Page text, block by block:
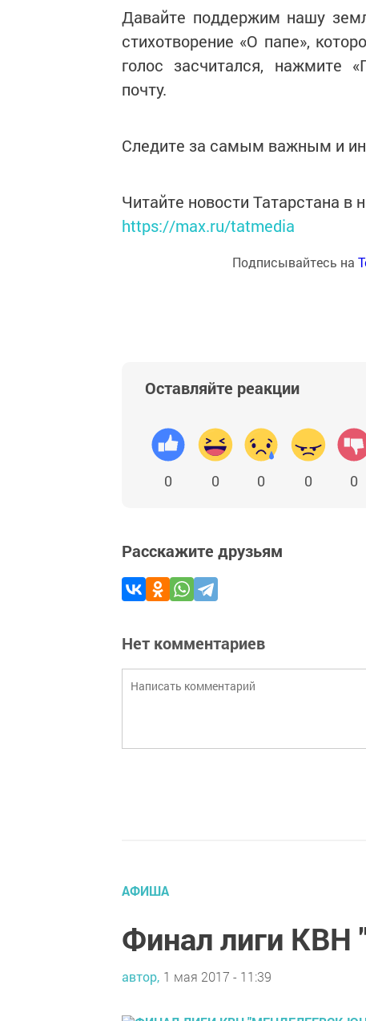
Давайте поддержим нашу
стихотворение «О папе»,
голос засчитался, нажмите
почту.
Следите за самым важным и
Читайте новости Татарстана
https://max.ru/tatmedia
Подписывайтесь на
Оставляйте реакции
0 0 0 0 0
Расскажите друзьям
Нет комментариев
АФИША
Финал лиги КВН
автор, 1 мая 2017 - 11:39